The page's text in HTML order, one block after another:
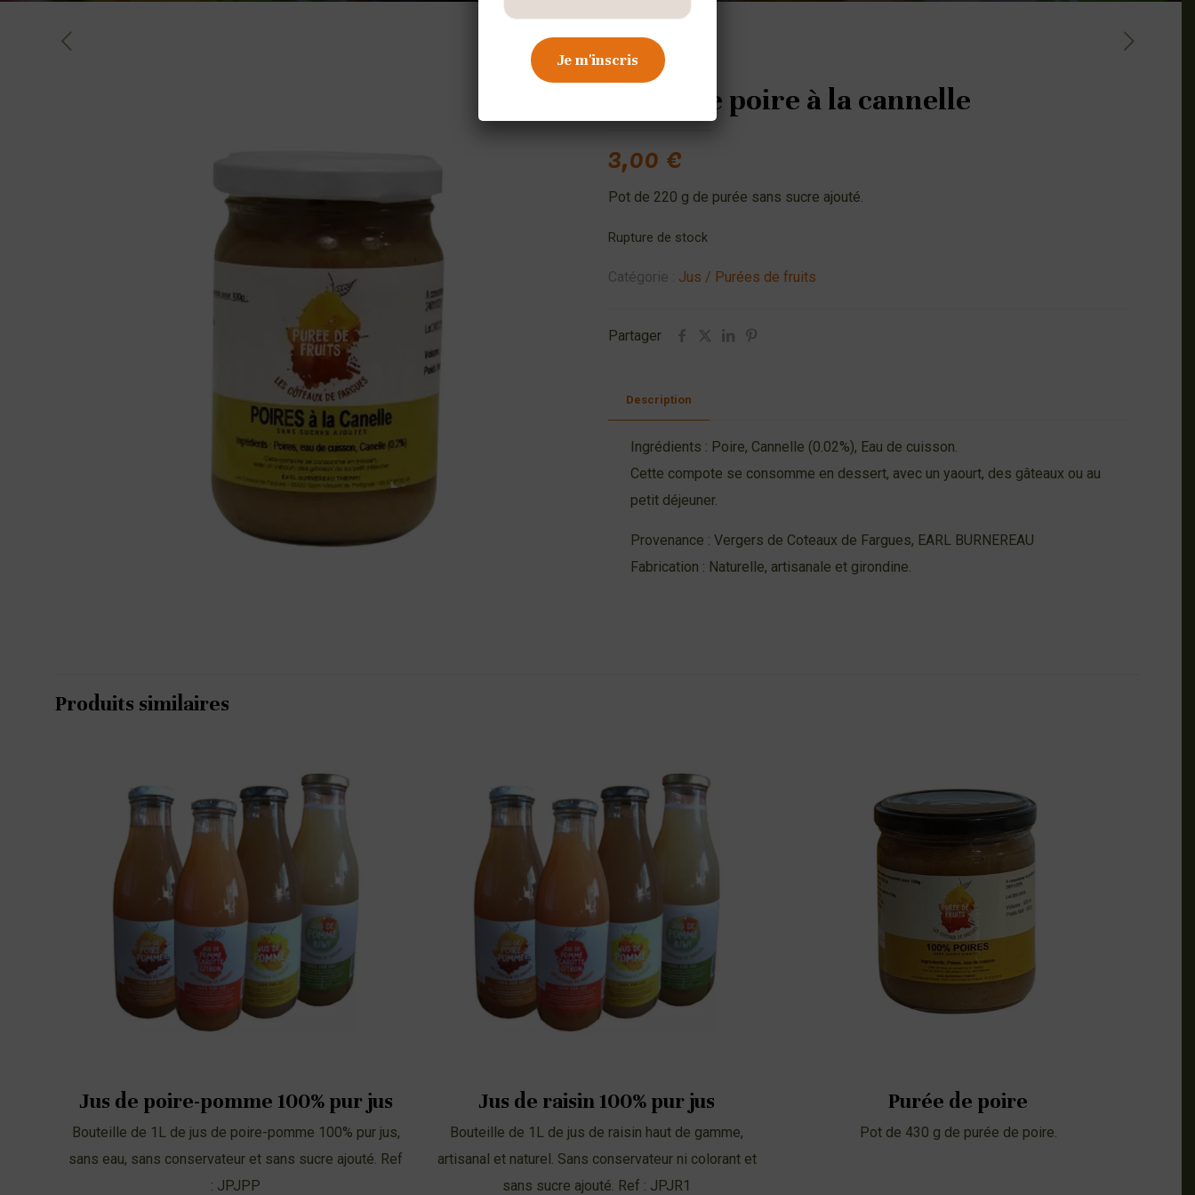
Purée de poire à la cannelle
3,00€
Pot de 220 g de purée sans sucre ajouté.
Rupture de stock
Catégorie : Jus / Purées de fruits
Partager
Description
Ingrédients : Poire, Cannelle (0.02%), Eau de cuisson.
Cette compote se consomme en dessert, avec un yaourt, des gâteaux ou au
petit déjeuner.
Provenance : Vergers de Coteaux de Fargues, EARL BURNEREAU
Fabrication : Naturelle, artisanale et girondine.
Produits similaires
Jus de poire-pomme 100% pur jus
Bouteille de 1L de jus de poire-pomme 100% pur jus,
sans eau, sans conservateur et sans sucre ajouté. Ref
: JPJPP
Jus de raisin 100% pur jus
Bouteille de 1L de jus de raisin haut de gamme,
artisanal et naturel. Sans conservateur ni colorant et
sans sucre ajouté. Ref : JPJR1
Purée de poire
Pot de 430 g de purée de poire.